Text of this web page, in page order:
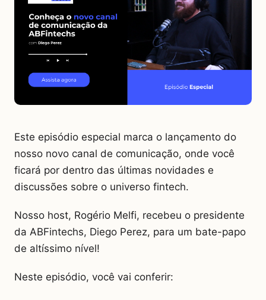
Este episódio especial marca o lançamento do
nosso novo canal de comunicação, onde você
ficará por dentro das últimas novidades e
discussões sobre o universo fintech.
Nosso host, Rogério Melfi, recebeu o presidente
da ABFintechs, Diego Perez, para um bate-papo
de altíssimo nível!
Neste episódio, você vai conferir: